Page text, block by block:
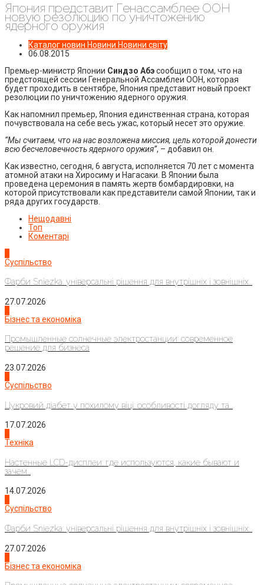
Япония представит Генассамблее ООН
новую резолюцию по уничтожению
ядерного оружия
Каталог новин Новини Новини світу
06.08.2015
Премьер-министр Японии Синдзо Абэсообщил о том, что на
предстоящей сессии Генеральной Ассамблеи ООН, которая
будет проходить в сентябре, Япония представит новый проект
резолюции по уничтожению ядерного оружия.
Как напомнил премьер, Япония единственная страна, которая
почувствовала на себе весь ужас, который несет это оружие.
“Мы считаем, что на нас возложена миссия, цель которой донести
всю бесчеловечность ядерного оружия”, – добавил он.
Как известно, сегодня, 6 августа, исполняется 70 лет с момента
атомной атаки на Хиросиму и Нагасаки. В Японии была
проведена церемония в память жертв бомбардировки, на
которой присутствовали как представители самой Японии, так и
ряда других государств.
Нещодавні
Топ
Коментарі
Суспільство
Фарби Sniezka: універсальні рішення для внутрішніх і зовнішніх...
27.07.2026
Бізнес та економіка
Промышленные солнечные электростанции: современное
решение для бизнеса
23.07.2026
Суспільство
Цукровий діабет у похилому віці: особливості догляду та...
17.07.2026
Техніка
Настенные LCD-дисплеи: где используются, какие бывают и
зачем...
14.07.2026
Суспільство
Фарби Sniezka: універсальні рішення для внутрішніх і зовнішніх...
27.07.2026
Бізнес та економіка